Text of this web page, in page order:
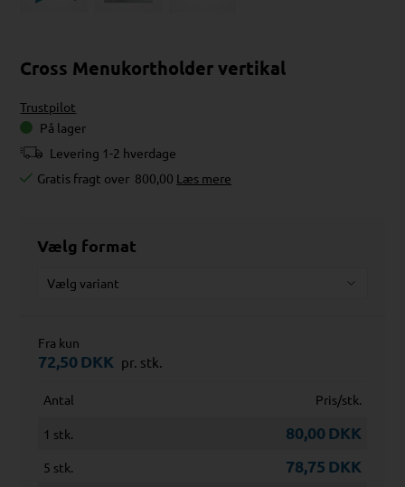
Cross Menukortholder vertikal
Trustpilot
På lager
Levering 1-2 hverdage
Gratis fragt over 800,00 Læs mere
Vælg format
Fra kun
72,50DKK pr. stk.
Antal Pris/stk.
1 stk. 80,00DKK
5 stk. 78,75 DKK